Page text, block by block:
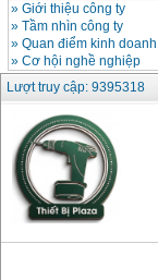
» Giới thiệu công ty
» Tầm nhìn công ty
» Quan điểm kinh doanh
» Cơ hội nghề nghiệp
Lượt truy cập: 9395318